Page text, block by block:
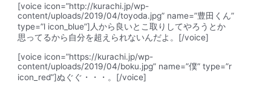
[voice icon=”http://kurachi.jp/wp-
content/uploads/2019/04/toyoda.jpg” name=”豊田くん”
type=”l icon_blue”]人から良いとこ取りしてやろうとか
思ってるから自分を超えられないんだよ。[/voice]
[voice icon=”https://kurachi.jp/wp-
content/uploads/2019/04/boku.jpg” name=”僕” type=”r
icon_red”]ぬぐぐ・・・。[/voice]